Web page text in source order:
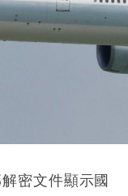
密文件顯示國